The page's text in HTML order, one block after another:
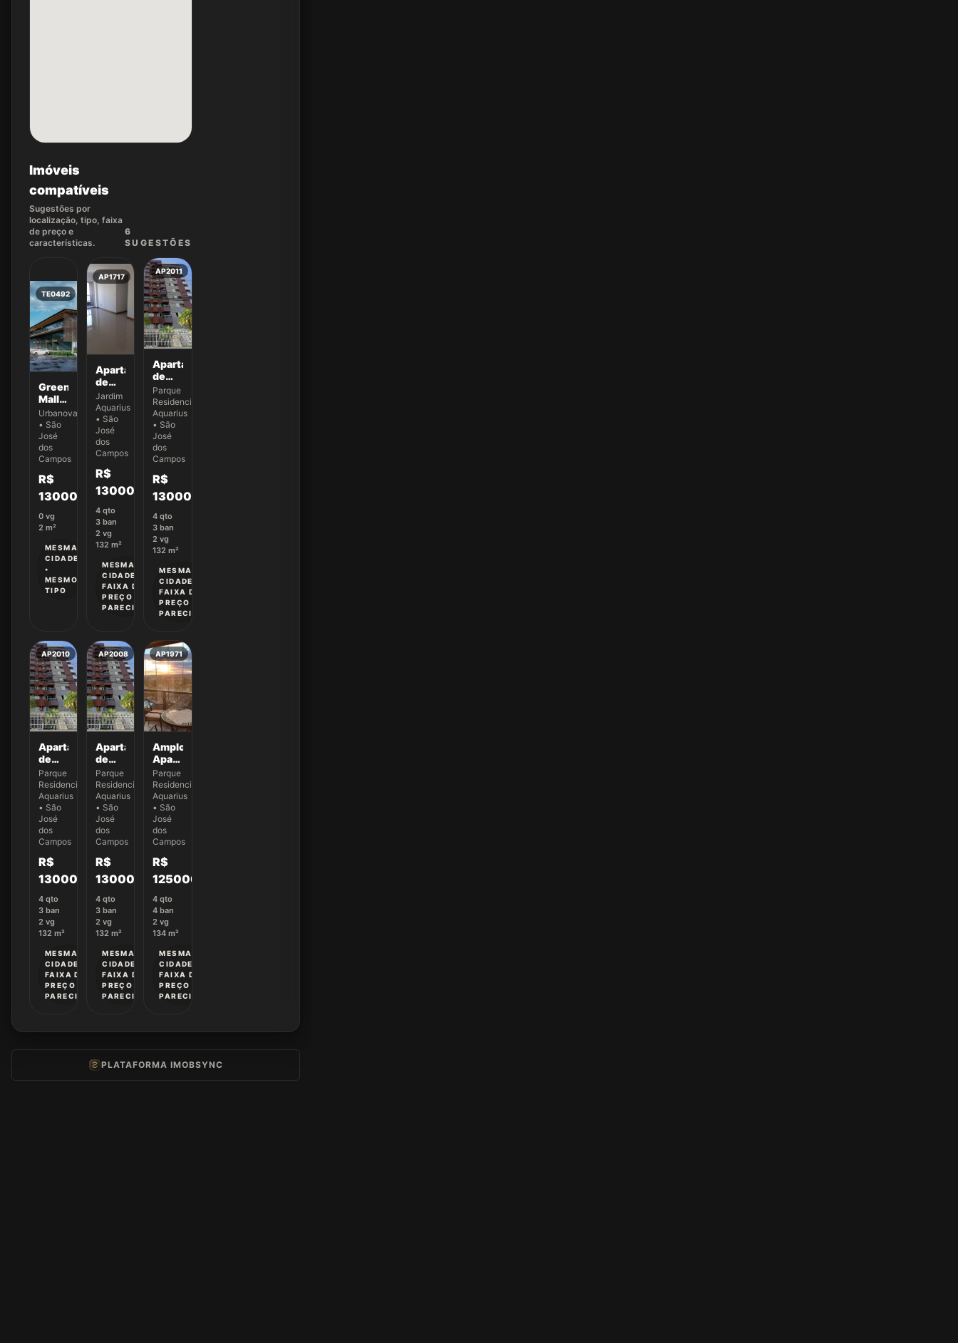
Imóveis
compatíveis
Sugestões por
localização, tipo, faixa
de preço e
características.
6
SUGESTÕES
TE0492
Green
Mall -
Urbanova
Com
o
Projeto
já
aprovado
Urbanova
• São
José
dos
Campos
R$
13000000
0 vg
2 m²
MESMA
CIDADE
•
MESMO
TIPO
AP1717
Apartamento
de
132m²,
04
Dormitórios(01
Suíte)
a
venda
no
Jardim
Aquarius
Jardim
Aquarius
• São
José
dos
Campos
R$
1300000
4 qto
3 ban
2 vg
132 m²
MESMA
CIDADE •
FAIXA DE
PREÇO
PARECIDA
AP2011
Apartamento
de
132,87
m² no
Ed.
New
York -
Apto
43
Parque
Residencial
Aquarius
• São
José
dos
Campos
R$
1300000
4 qto
3 ban
2 vg
132 m²
MESMA
CIDADE •
FAIXA DE
PREÇO
PARECIDA
AP2010
Apartamento
de
132,87
m² no
Ed.
New
York -
Apto
22
Parque
Residencial
Aquarius
• São
José
dos
Campos
R$
1300000
4 qto
3 ban
2 vg
132 m²
MESMA
CIDADE •
FAIXA DE
PREÇO
PARECIDA
AP2008
Apartamento
de
132,87
m² no
Ed.
New
York -
Apto
61
Parque
Residencial
Aquarius
• São
José
dos
Campos
R$
1300000
4 qto
3 ban
2 vg
132 m²
MESMA
CIDADE •
FAIXA DE
PREÇO
PARECIDA
AP1971
Amplo
Apartamento
no
Aquarius,
SJC |
Venda
Exclusiva!
Parque
Residencial
Aquarius
• São
José
dos
Campos
R$
1250000
4 qto
4 ban
2 vg
134 m²
MESMA
CIDADE •
FAIXA DE
PREÇO
PARECIDA
PLATAFORMA IMOBSYNC